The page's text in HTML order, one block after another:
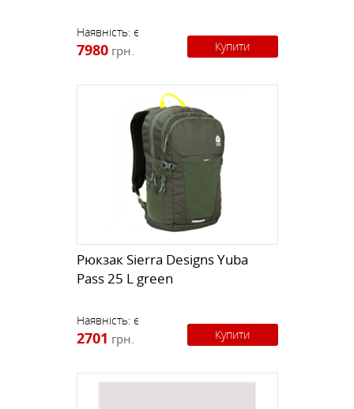
Наявність: є
7980 грн. Купити
Рюкзак Sierra Designs Yuba
Pass 25 L green
Наявність: є
2701 грн. Купити